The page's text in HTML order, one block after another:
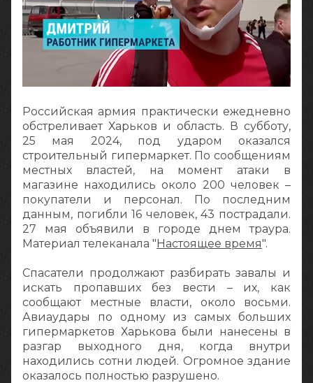
Российская армия практически ежедневно
обстреливает Харьков и область. В субботу,
25 мая 2024, под ударом оказался
строительный гипермаркет. По сообщениям
местных властей, на момент атаки в
магазине находились около 200 человек –
покупатели и персонал. По последним
данным, погибли 16 человек, 43 пострадали.
27 мая объявили в городе днем траура.
Материал телеканала "Настоящее время".
Спасатели продолжают разбирать завалы и
искать пропавших без вести – их, как
сообщают местные власти, около восьми.
Авиаудары по одному из самых больших
гипермаркетов Харькова были нанесены в
разгар выходного дня, когда внутри
находились сотни людей. Огромное здание
оказалось полностью разрушено.